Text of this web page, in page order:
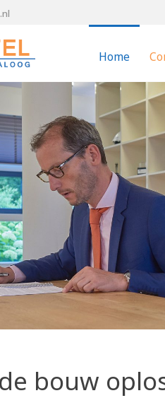
Home
bouw